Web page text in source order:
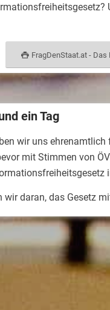
FragDenStaat.at -
ein Tag
wir uns ehrenamtlich
mit Stimmen von
wir daran, das Gesetz